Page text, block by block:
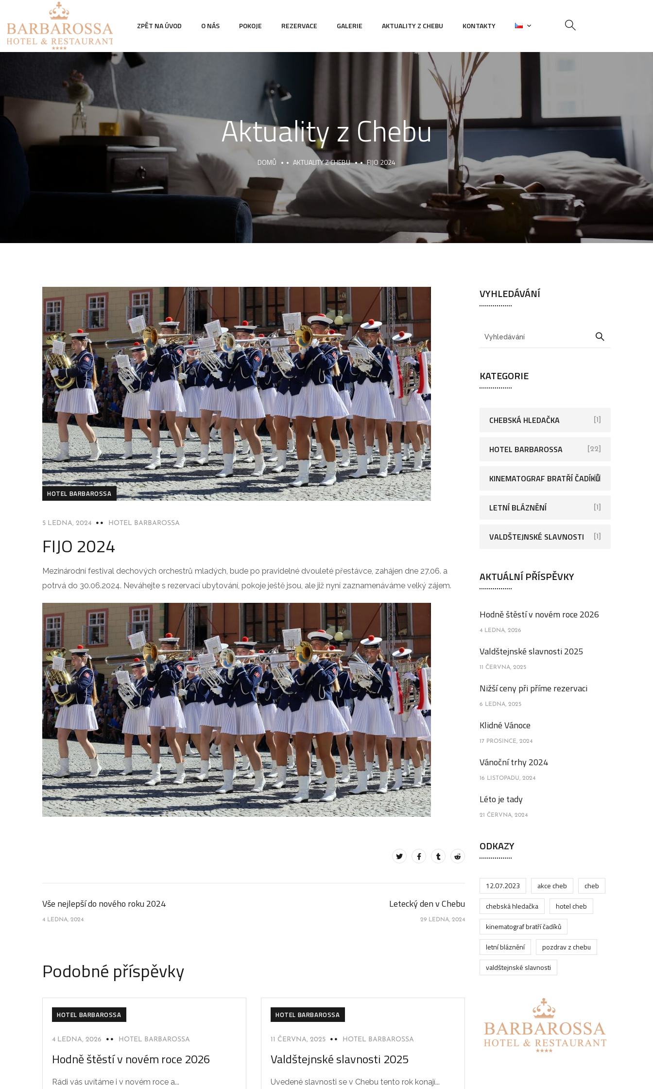
ZPĚT NA ÚVOD O NÁS POKOJE REZERVACE GALERIE AKTUALITY Z CHEBU KONTAKTY
Aktuality z Chebu
DOMŮ AKTUALITY Z CHEBU FIJO 2024
HOTEL BARBAROSSA
5 LEDNA, 2024 HOTEL BARBAROSSA
FIJO 2024
Mezinárodní festival dechových orchestrů mladých, bude po pravidelné dvouleté přestávce, zahájen dne 27.06. a
potrvá do 30.06.2024. Neváhejte s rezervací ubytování, pokoje ještě jsou, ale již nyní zaznamenáváme velký zájem.
Vše nejlepší do nového roku 2024
4 LEDNA, 2024
Letecký den v Chebu
29 LEDNA, 2024
Podobné příspěvky
HOTEL BARBAROSSA
4 LEDNA, 2026 HOTEL BARBAROSSA
Hodně štěstí v novém roce 2026
Rádi vás uvítáme i v novém roce a...
HOTEL BARBAROSSA
11 ČERVNA, 2025 HOTEL BARBAROSSA
Valdštejnské slavnosti 2025
Uvedené slavnosti se v Chebu tento rok konají...
VYHLEDÁVÁNÍ
KATEGORIE
CHEBSKÁ HLEDAČKA [1]
HOTEL BARBAROSSA [22]
KINEMATOGRAF BRATŘÍ ČADÍKŮ
[1]
LETNÍ BLÁZNĚNÍ [1]
VALDŠTEJNSKÉ SLAVNOSTI [1]
AKTUÁLNÍ PŘÍSPĚVKY
Hodně štěstí v novém roce 2026
4 LEDNA, 2026
Valdštejnské slavnosti 2025
11 ČERVNA, 2025
Nižší ceny při příme rezervaci
6 LEDNA, 2025
Klidné Vánoce
17 PROSINCE, 2024
Vánoční trhy 2024
16 LISTOPADU, 2024
Léto je tady
21 ČERVNA, 2024
ODKAZY
12.07.2023 akce cheb
cheb
chebská hledačka
hotel cheb
kinematograf bratří čadíků
letní bláznění
pozdrav z chebu
valdštejnské slavnosti